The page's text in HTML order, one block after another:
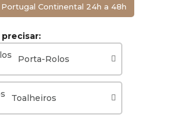
Portugal Continental 24h a 48h
precisar:
Porta-Rolos
Toalheiros